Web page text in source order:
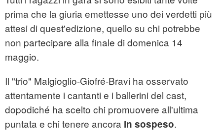
prima che la giuria emettesse uno dei verdetti più
attesi di quest'edizione, quello su chi potrebbe
non partecipare alla finale di domenica 14
maggio.
Il "trio" Malgioglio-Giofré-Bravi ha osservato
attentamente i cantanti e i ballerini del cast,
dopodiché ha scelto chi promuovere all'ultima
puntata e chi tenere ancora in sospeso.